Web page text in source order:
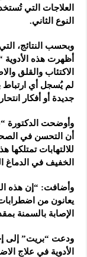
العلاجات التي
النوع الثاني.
وبحسب النتائج،
أظهرت هذه الأدوية
الاكتئاب والقلق
لم يُسجل أي ارتباط
جديدة أو أفكار
وأوضحت الدكتورة
أن التحسن في
للالتهابات تمتلكها
الخفيف في الدماغ
وأضافت: “إن هذه
يعانون من
الإصابة بالسمنة بمقدار 3 أضعاف مقارنة بعامة
ودعت “بريت” إلى
الأدوية في علاج